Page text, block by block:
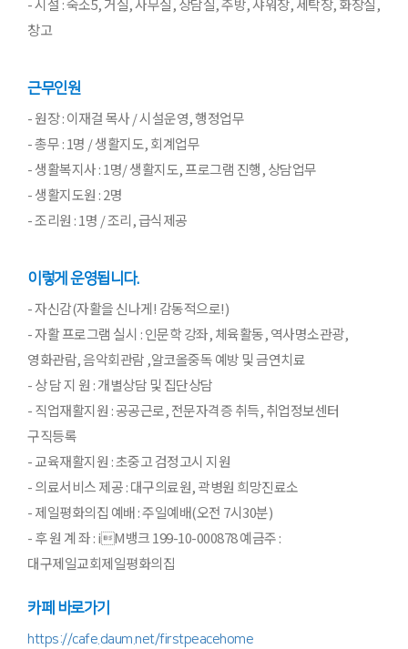
- 시설 : 숙소5, 거실, 사무실, 상담실, 주방, 샤워장, 세탁장, 화장실,
창고
근무인원
- 원장 : 이재걸 목사 / 시설운영, 행정업무
- 총무 : 1명 / 생활지도, 회계업무
- 생활복지사 : 1명/ 생활지도, 프로그램 진행, 상담업무
- 생활지도원 : 2명
- 조리원 : 1명 / 조리, 급식제공
이렇게 운영됩니다.
- 자신감(자활을 신나게! 감동적으로!)
- 자활 프로그램 실시 : 인문학 강좌, 체육활동, 역사명소관광,
영화관람, 음악회관람 ,알코올중독 예방 및 금연치료
- 상 담 지 원 : 개별상담 및 집단상담
- 직업재활지원 : 공공근로, 전문자격증 취득, 취업정보센터
구직등록
- 교육재활지원 : 초중고 검정고시 지원
- 의료서비스 제공 : 대구의료원, 곽병원 희망진료소
- 제일평화의집 예배 : 주일예배(오전 7시30분)
- 후 원 계 좌 : iM뱅크 199-10-000878 예금주 :
대구제일교회제일평화의집
카페 바로가기
https://cafe.daum.net/firstpeacehome